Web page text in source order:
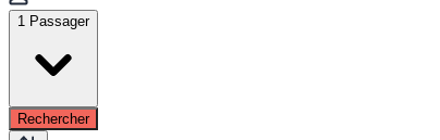
1 Passager
Rechercher